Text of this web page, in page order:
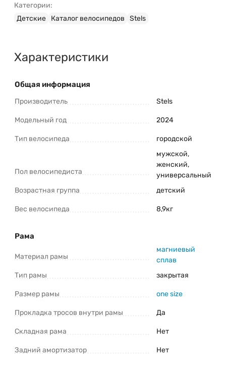
MD 16 (2024)
Быстрая доставкав любой регион Беларуси
Ознакомьтесь с нашим руководством:
Как правильно выбрать велосипед
Свяжитесь с консультантом для
подтвердить наличие, уточнить
оформить заказ.
Консультация и оформление заказа:
Telegram
потребителей. Прежде чем купить Stels Storm MD 16 (2024) уточните все
Категории:
Детские
Каталог велосипедов Stels
Характеристики
Общая информация
Производитель Stels
Модельный год 2024
Тип велосипеда городской
Пол велосипедиста
мужской,
женский,
универсальный
Возрастная группа
детский
Вес велосипеда 8,9кг
Рама
Материал рамы
магниевый
сплав
Тип рамы
закрытая
Размер рамы one size
Прокладка тросов внутри рамы Да
Складная рама Нет
Задний амортизатор Нет